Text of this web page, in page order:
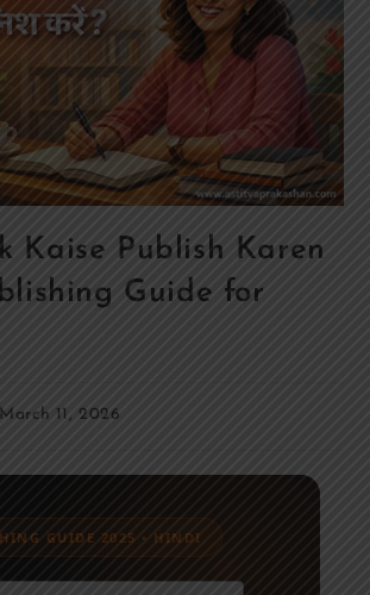
Kaise Publish Karen
Guide for
March 11, 2026
GUIDE 2025 • HINDI